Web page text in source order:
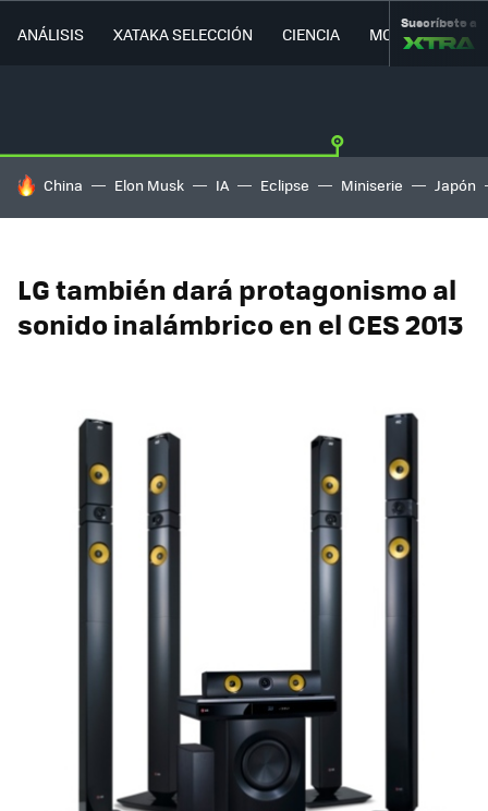
ANÁLISIS XATAKA SELECCIÓN CIENCIA MOVILIDAD
Suscríbete a
HOY SE HABLA DE
China Elon Musk IA Eclipse Miniserie Japón
LG también dará protagonismo al
sonido inalámbrico en el CES 2013